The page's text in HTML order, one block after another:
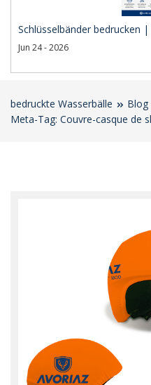
Schlüsselbänder bedrucken
Jun 24 - 2026
bedruckte Wasserbälle
Blog
Meta-Tag: Couvre-casque de